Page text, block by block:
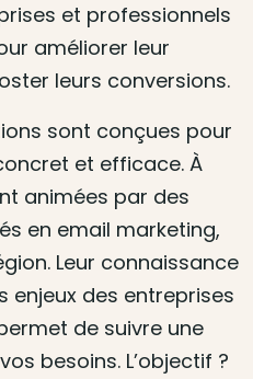
et professionnels
améliorer leur
leurs conversions.
sont conçues pour
et efficace. À
animées par des
en email marketing,
Leur connaissance
enjeux des entreprises
de suivre une
besoins. L’objectif ?